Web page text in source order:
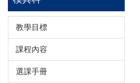
教學目標
課程內容
選課手冊